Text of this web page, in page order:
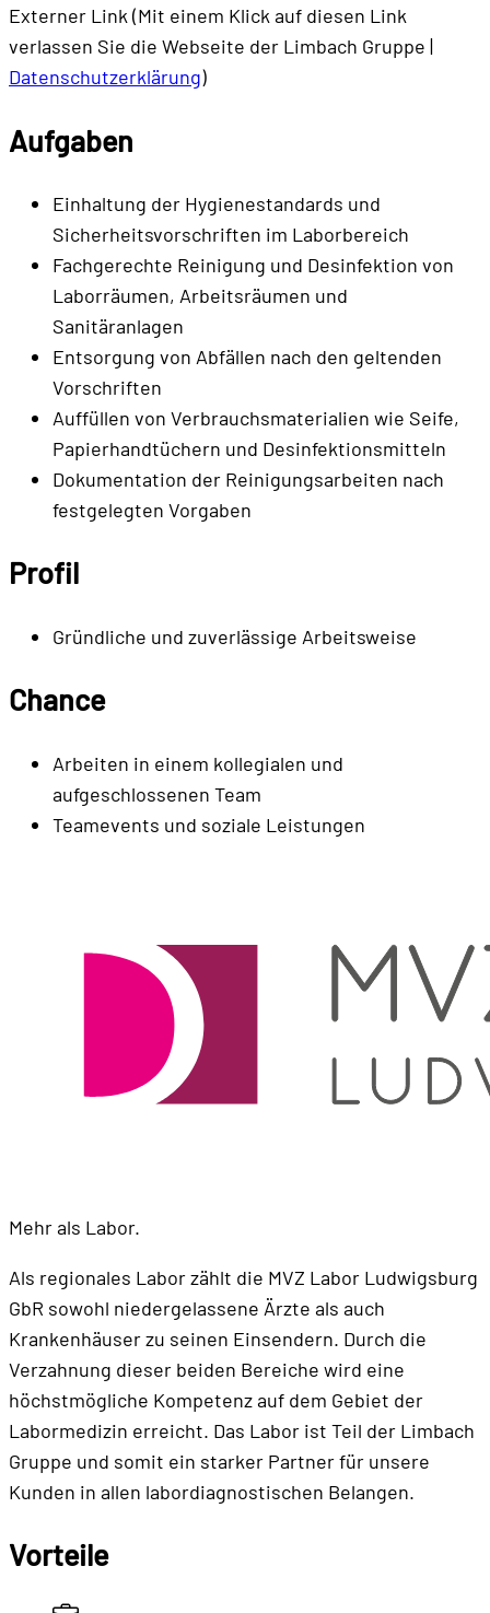
Externer Link (Mit einem Klick auf diesen Link
verlassen Sie die Webseite der Limbach Gruppe |
Datenschutzerklärung)
Aufgaben
Einhaltung der Hygienestandards und
Sicherheitsvorschriften im Laborbereich
Fachgerechte Reinigung und Desinfektion von
Laborräumen, Arbeitsräumen und
Sanitäranlagen
Entsorgung von Abfällen nach den geltenden
Vorschriften
Auffüllen von Verbrauchsmaterialien wie Seife,
Papierhandtüchern und Desinfektionsmitteln
Dokumentation der Reinigungsarbeiten nach
festgelegten Vorgaben
Profil
Gründliche und zuverlässige Arbeitsweise
Chance
Arbeiten in einem kollegialen und
aufgeschlossenen Team
Teamevents und soziale Leistungen
Mehr als Labor.
Als regionales Labor zählt die MVZ Labor Ludwigsburg
GbR sowohl niedergelassene Ärzte als auch
Krankenhäuser zu seinen Einsendern. Durch die
Verzahnung dieser beiden Bereiche wird eine
höchstmögliche Kompetenz auf dem Gebiet der
Labormedizin erreicht. Das Labor ist Teil der Limbach
Gruppe und somit ein starker Partner für unsere
Kunden in allen labordiagnostischen Belangen.
Vorteile